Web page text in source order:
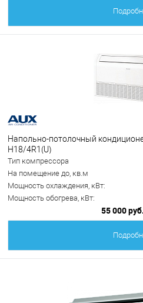
Напольно-потолочный
H18/4R1(U)
Тип компрессора
На помещение до, кв.м
Мощность охлаждения, кВт:
Мощность обогрева, кВт:
55 000 руб.